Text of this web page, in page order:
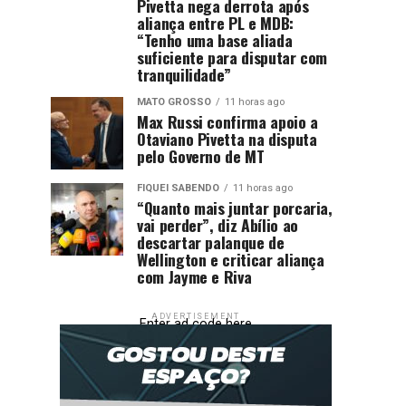
Pivetta nega derrota após
aliança entre PL e MDB:
“Tenho uma base aliada
suficiente para disputar com
tranquilidade”
MATO GROSSO 11 horas ago
Max Russi confirma apoio a
Otaviano Pivetta na disputa
pelo Governo de MT
FIQUEI SABENDO 11 horas ago
“Quanto mais juntar porcaria,
vai perder”, diz Abílio ao
descartar palanque de
Wellington e criticar aliança
com Jayme e Riva
ADVERTISEMENT
Enter ad code here